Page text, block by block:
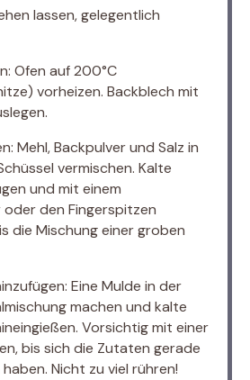
lassen, gelegentlich
Ofen auf 200°C
vorheizen. Backblech mit
Mehl, Backpulver und Salz in
vermischen. Kalte
und mit einem
oder den Fingerspitzen
die Mischung einer groben
Eine Mulde in der
machen und kalte
Vorsichtig mit einer
bis sich die Zutaten gerade
Nicht zu viel rühren!